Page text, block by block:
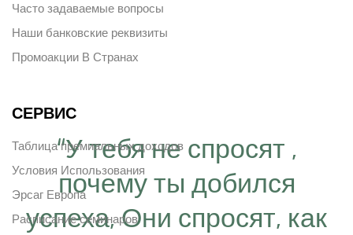
“У тебя не спросят ,
почему ты добился
успеха, Они спросят, как
Часто задаваемые вопросы
Наши банковские реквизиты
Промоакции В Странах
СЕРВИС
Таблица премиальных доходов
Условия Использования
Эрсаг Европа
Расписание семинаров